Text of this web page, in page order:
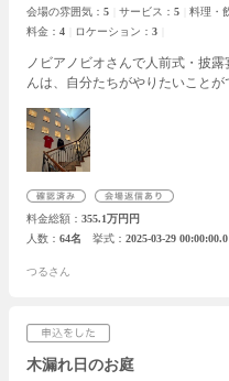
会場の雰囲気： 5 サービス： 5 料理・
料金： 4 ロケーション： 3
ノビアノビオさんで人前式・披露
んは、自分たちがやりたいこと
た。 当日は、スタッフさん全員が
ひてくれて楽しいひとときを過ご
とても美味しく、参加したゲス
含め、大満足でした。また様々な
方が適切に案内してくれたり準備
親族も大変喜んでくれました。準
とができて、良かったと思ってい
料金総額
355.1万円円
人数
64名 挙式 2025-03-29 00:00:00.0
つるさん
木漏れ日のお庭